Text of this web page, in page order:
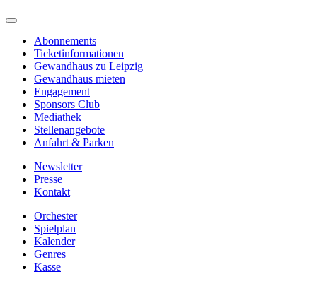
Abonnements
Ticketinformationen
Gewandhaus zu Leipzig
Gewandhaus mieten
Engagement
Sponsors Club
Mediathek
Stellenangebote
Anfahrt & Parken
Newsletter
Presse
Kontakt
Orchester
Spielplan
Kalender
Genres
Kasse